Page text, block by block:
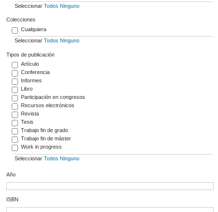
Seleccionar Todos Ninguno
Colecciones
Cualquiera
Seleccionar Todos Ninguno
Tipos de publicación
Artículo
Conferencia
Informes
Libro
Participación en congresos
Recursos electrónicos
Revista
Tesis
Trabajo fin de grado
Trabajo fin de máster
Work in progress
Seleccionar Todos Ninguno
Año
ISBN